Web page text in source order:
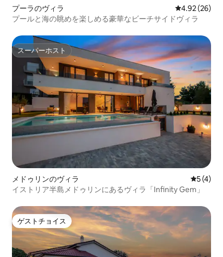
プーラのヴィラ レビュー26
4.92 (26)
プールと海の眺めを楽しめる豪華なビーチサイドヴィラ
スーパーホスト
スーパーホスト
メドゥリンのヴィラ レビュー
5 (4)
イストリア半島メドゥリンにあるヴィラ「Infinity Gem」
ゲストチョイス
ゲストチョイス